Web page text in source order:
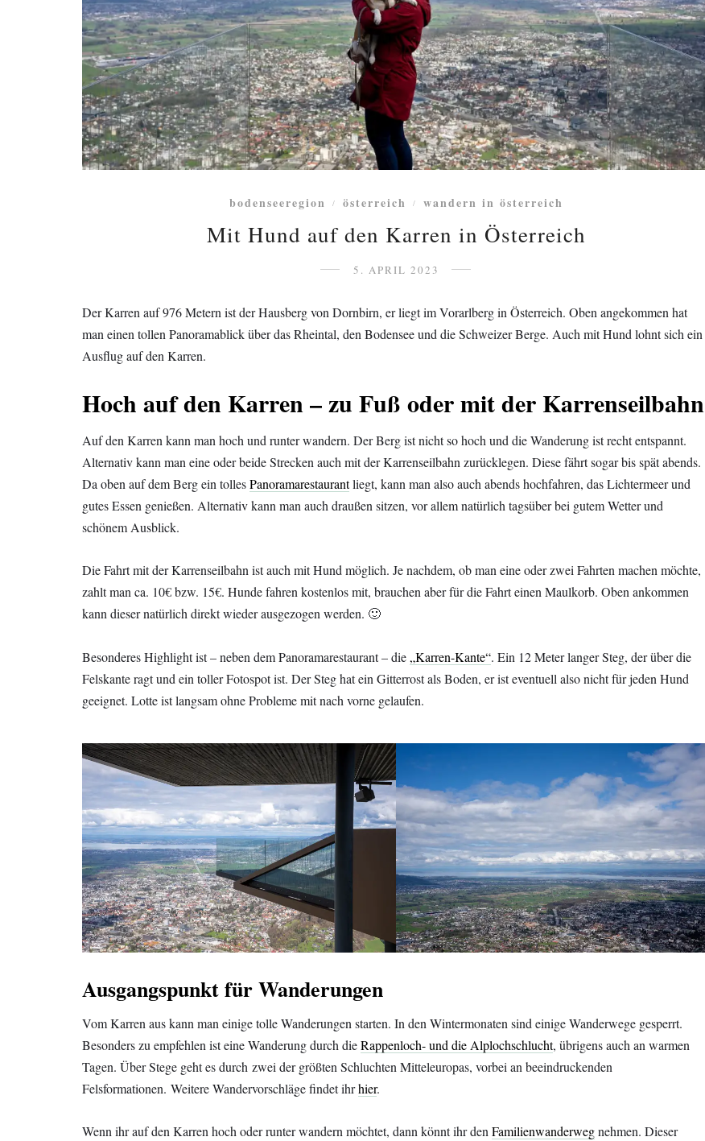
bodenseeregion / österreich / wandern in österreich
Mit Hund auf den Karren in Österreich
5. APRIL 2023
Der Karren auf 976 Metern ist der Hausberg von Dornbirn, er liegt im Vorarlberg in Österreich. Oben angekommen hat
man einen tollen Panoramablick über das Rheintal, den Bodensee und die Schweizer Berge. Auch mit Hund lohnt sich ein
Ausflug auf den Karren.
Hoch auf den Karren – zu Fuß oder mit der Karrenseilbahn
Auf den Karren kann man hoch und runter wandern. Der Berg ist nicht so hoch und die Wanderung ist recht entspannt.
Alternativ kann man eine oder beide Strecken auch mit der Karrenseilbahn zurücklegen. Diese fährt sogar bis spät abends.
Da oben auf dem Berg ein tollesPanoramarestaurantliegt, kann man also auch abends hochfahren, das Lichtermeer und
gutes Essen genießen. Alternativ kann man auch draußen sitzen, vor allem natürlich tagsüber bei gutem Wetter und
schönem Ausblick.
Die Fahrt mit der Karrenseilbahn ist auch mit Hund möglich. Je nachdem, ob man eine oder zwei Fahrten machen möchte,
zahlt man ca. 10€ bzw. 15€. Hunde fahren kostenlos mit, brauchen aber für die Fahrt einen Maulkorb. Oben ankommen
kann dieser natürlich direkt wieder ausgezogen werden. 🙂
Besonderes Highlight ist – neben dem Panoramarestaurant – die „Karren-Kante“. Ein 12 Meter langer Steg, der über die
Felskante ragt und ein toller Fotospot ist. Der Steg hat ein Gitterrost als Boden, er ist eventuell also nicht für jeden Hund
geeignet. Lotte ist langsam ohne Probleme mit nach vorne gelaufen.
Ausgangspunkt für Wanderungen
Vom Karren aus kann man einige tolle Wanderungen starten. In den Wintermonaten sind einige Wanderwege gesperrt.
Besonders zu empfehlen ist eine Wanderung durch dieRappenloch- und die Alplochschlucht, übrigens auch an warmen
Tagen. Über Stege geht es durch zwei der größten Schluchten Mitteleuropas, vorbei an beeindruckenden
Felsformationen. Weitere Wandervorschläge findet ihrhier.
Wenn ihr auf den Karren hoch oder runter wandern möchtet, dann könnt ihr den Familienwanderwegnehmen. Dieser